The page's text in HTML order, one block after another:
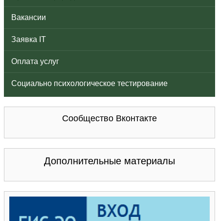
Вакансии
Заявка IT
Оплата услуг
Социально психологическое тестирование
Сообщество Вконтакте
Дополнительные материалы